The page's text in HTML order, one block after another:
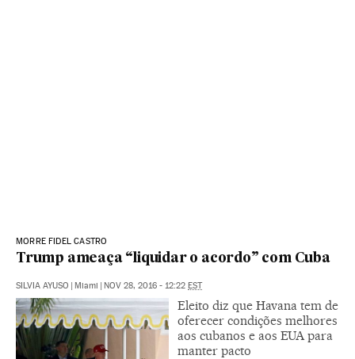
MORRE FIDEL CASTRO
Trump ameaça “liquidar o acordo” com Cuba
SILVIA AYUSO | Miami | NOV 28, 2016 - 12:22 EST
Eleito diz que Havana tem de
oferecer condições melhores
aos cubanos e aos EUA para
manter pacto